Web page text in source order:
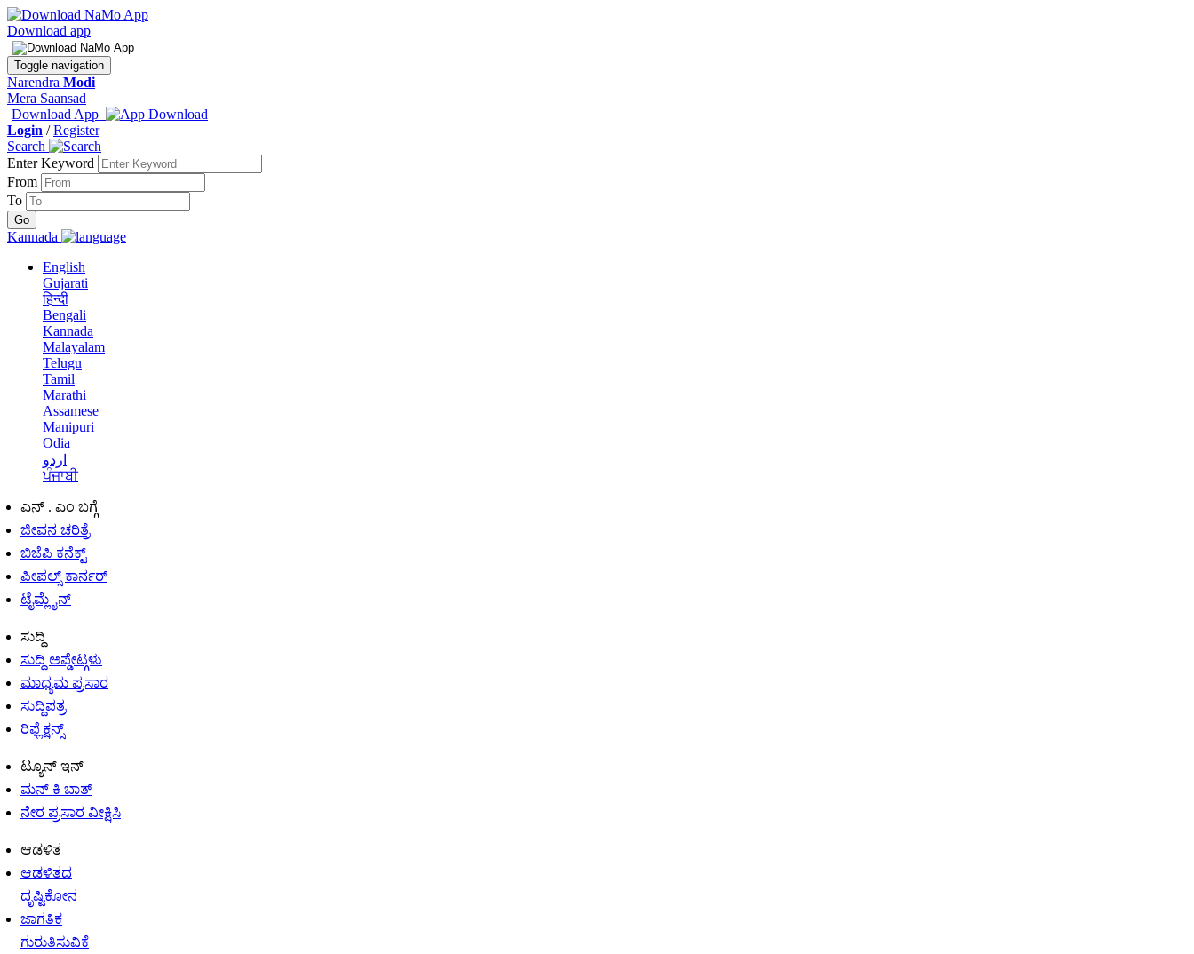
Download app
Toggle navigation
Narendra Modi
Mera Saansad
Download App
Login /Register
Search
Enter Keyword
From
To
Kannada
English
Gujarati
हिन्दी
Bengali
Kannada
Malayalam
Telugu
Tamil
Marathi
Assamese
Manipuri
Odia
اردو
ਪੰਜਾਬੀ
ಎನ್ . ಎಂ ಬಗ್ಗೆ
ಜೀವನ ಚರಿತ್ರೆ
ಬಿಜೆಪಿ ಕನೆಕ್ಟ್
ಪೀಪಲ್ಸ್ ಕಾರ್ನರ್
ಟೈಮ್ಲೈನ್
ಸುದ್ದಿ
ಸುದ್ದಿ ಅಪ್ಡೇಟ್ಗಳು
ಮಾಧ್ಯಮ ಪ್ರಸಾರ
ಸುದ್ದಿಪತ್ರ
ರಿಫ್ಲೆಕ್ಷನ್ಸ್
ಟ್ಯೂನ್ ಇನ್
ಮನ್ ಕಿ ಬಾತ್
ನೇರ ಪ್ರಸಾರ ವೀಕ್ಷಿಸಿ
ಆಡಳಿತ
ಆಡಳಿತದ
ದೃಷ್ಟಿಕೋನ
ಜಾಗತಿಕ
ಗುರುತಿಸುವಿಕೆ